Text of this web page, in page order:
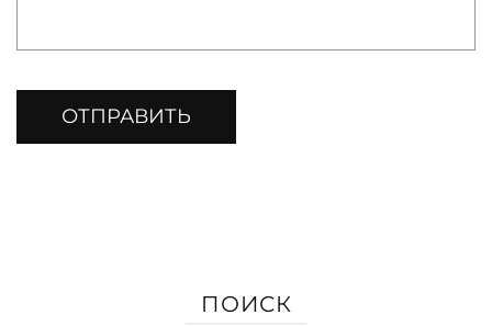
ПОИСК